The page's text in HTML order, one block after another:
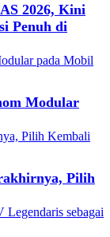
2026, Kini
Penuh di
Modular
Pilih